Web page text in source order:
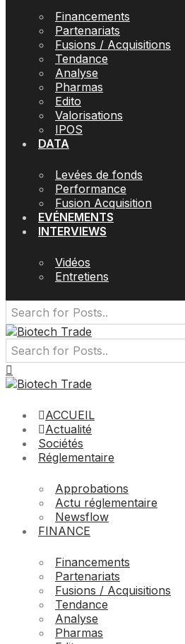
Financements
Partenariats
Fusions / Acquisitions
Tendance
Analyse
Pharmas
Edito
Valorisations
IPOS
DATA
Levées de fonds
Performance
Fusion Acquisition
EVÉNEMENTS
INTERVIEWS
Vidéos
Entretiens
ACCUEIL
Actualité
Sociétés
Réglementaire
Approbations
Actu réglementaire
Newsflow
FINANCE
Financements
Partenariats
Fusions / Acquisitions
Tendance
Analyse
Pharmas